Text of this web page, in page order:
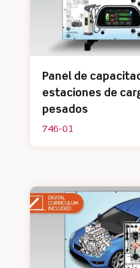
Panel de
estaciones de
pesados
746-01